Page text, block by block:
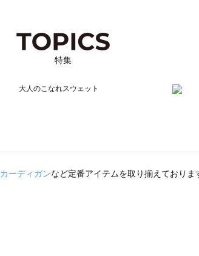
特集
カーディガンなど定番アイテムを取り揃えておりま